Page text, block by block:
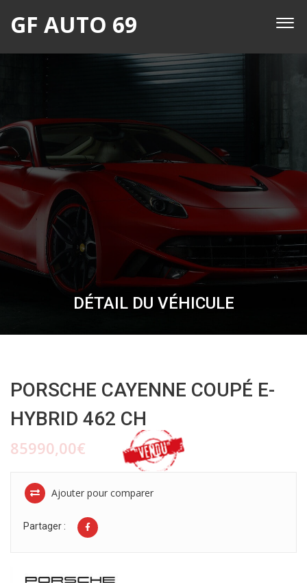
GF AUTO 69
DÉTAIL DU VÉHICULE
PORSCHE CAYENNE COUPÉ E-
HYBRID 462 CH
85990,00€
Ajouter pour comparer
Partager :